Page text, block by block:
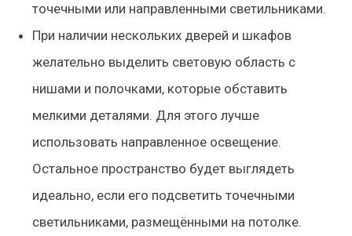
точечными или направленными светильниками.
При наличии нескольких дверей и шкафов
желательно выделить световую область с
нишами и полочками, которые обставить
мелкими деталями. Для этого лучше
использовать направленное освещение.
Остальное пространство будет выглядеть
идеально, если его подсветить точечными
светильниками, размещёнными на потолке.